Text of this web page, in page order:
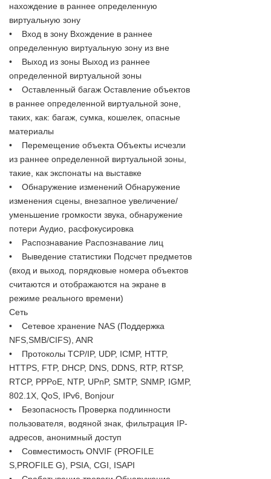
нахождение в раннее определенную
виртуальную зону
• Вход в зону Вхождение в раннее
определенную виртуальную зону из вне
• Выход из зоны Выход из раннее
определенной виртуальной зоны
• Оставленный багаж Оставление объектов
в раннее определенной виртуальной зоне,
таких, как: багаж, сумка, кошелек, опасные
материалы
• Перемещение объекта Объекты исчезли
из раннее определенной виртуальной зоны,
такие, как экспонаты на выставке
• Обнаружение изменений Обнаружение
изменения сцены, внезапное увеличение/
уменьшение громкости звука, обнаружение
потери Аудио, расфокусировка
• Распознавание Распознавание лиц
• Выведение статистики Подсчет предметов
(вход и выход, порядковые номера объектов
считаются и отображаются на экране в
режиме реального времени)
Сеть
• Сетевое хранение NAS (Поддержка
NFS,SMB/CIFS), ANR
• Протоколы TCP/IP, UDP, ICMP, HTTP,
HTTPS, FTP, DHCP, DNS, DDNS, RTP, RTSP,
RTCP, PPPoE, NTP, UPnP, SMTP, SNMP, IGMP,
802.1X, QoS, IPv6, Bonjour
• Безопасность Проверка подлинности
пользователя, водяной знак, фильтрация IP-
адресов, анонимный доступ
• Совместимость ONVIF (PROFILE
S,PROFILE G), PSIA, CGI, ISAPI